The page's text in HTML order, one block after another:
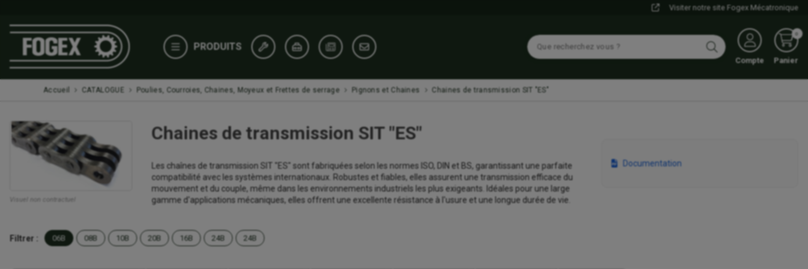
Visiter notre site Fogex Mécatronique
PRODUITS
Compte
0
Panier
Accueil CATALOGUE Poulies, Courroies, Chaines, Moyeux et Frettes de serrage Pignons et Chaines Chaines de transmission SIT "ES"
Chaines de transmission SIT "ES"
Les chaînes de transmission SIT "ES" sont fabriquées selon les normes ISO, DIN et BS, garantissant une parfaite
compatibilité avec les systèmes internationaux. Robustes et fiables, elles assurent une transmission efficace du
mouvement et du couple, même dans les environnements industriels les plus exigeants. Idéales pour une large
gamme d'applications mécaniques, elles offrent une excellente résistance à l'usure et une longue durée de vie.
Documentation
Filtrer : 06B 08B 10B 20B 16B 24B 24B